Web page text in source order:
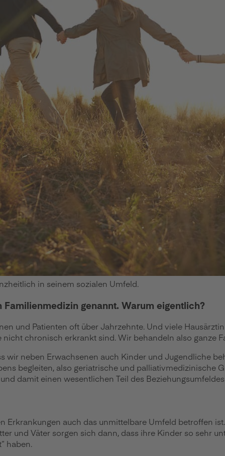
in seinem sozialen Umfeld.
genannt. Warum eigentlich?
und Patienten oft über Jahrzehnte. Und viele
chronisch erkrankt sind. Wir behandeln also ganze
wir neben Erwachsenen auch Kinder und Jugendliche
begleiten, also geriatrische und palliativmedizinische
damit einen wesentlichen Teil des
Erkrankungen auch das unmittelbare Umfeld betroffen
und Väter sorgen sich dann, dass ihre Kinder so sehr
haben.